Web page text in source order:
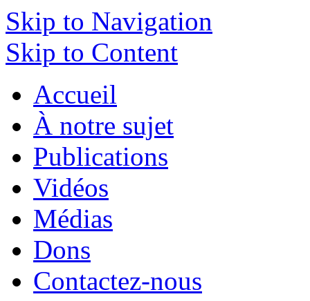
Skip to Navigation
Skip to Content
Accueil
À notre sujet
Publications
Vidéos
Médias
Dons
Contactez-nous